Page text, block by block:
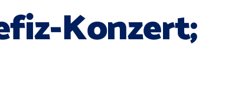
Konzert;